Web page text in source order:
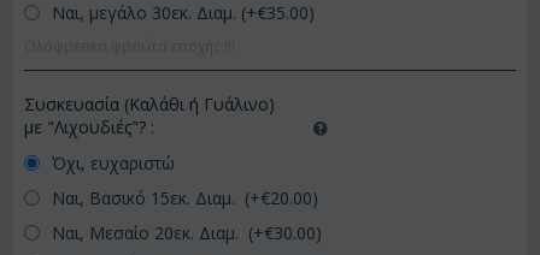
Ναι, μεγάλο 30εκ. Διαμ. (+€35.00)
Συσκευασία (Καλάθι ή Γυάλινο)
με "Λιχουδιές"? :
Όχι, ευχαριστώ
Ναι, Βασικό 15εκ. Διαμ. (+€20.00)
Ναι, Μεσαίο 20εκ. Διαμ. (+€30.00)